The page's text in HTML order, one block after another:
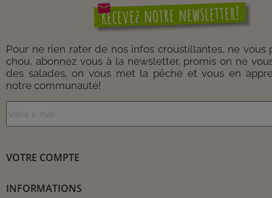
mail
Recevez notre newsletter!
Pour ne rien rater de nos infos croustillantes, ne vous
chou, abonnez vous à la newsletter, promis on ne
des salades, on vous met la pêche et vous en
notre communauté!
VOTRE COMPTE
INFORMATIONS